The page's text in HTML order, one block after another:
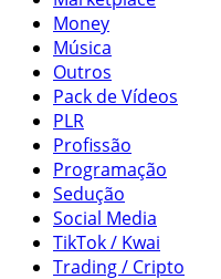
Money
Música
Outros
Pack de Vídeos
PLR
Profissão
Programação
Sedução
Social Media
TikTok / Kwai
Trading / Cripto